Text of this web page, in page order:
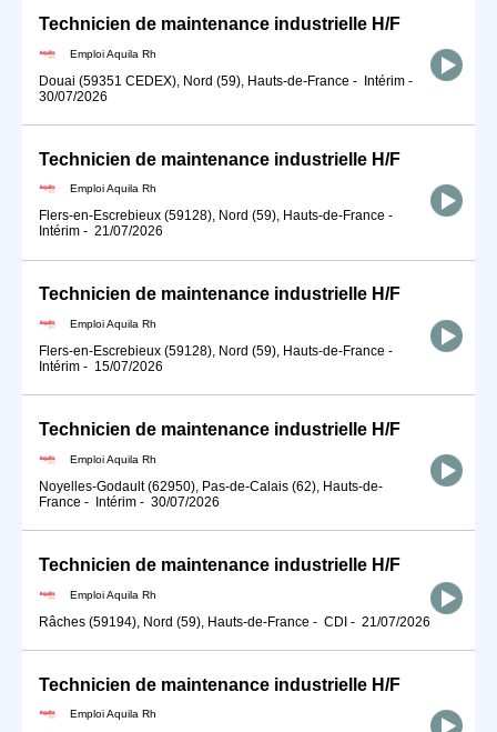
Technicien de maintenance industrielle H/F
Emploi Aquila Rh
Douai (59351 CEDEX), Nord (59), Hauts-de-France - Intérim -
30/07/2026
Technicien de maintenance industrielle H/F
Emploi Aquila Rh
Flers-en-Escrebieux (59128), Nord (59), Hauts-de-France -
Intérim - 21/07/2026
Technicien de maintenance industrielle H/F
Emploi Aquila Rh
Flers-en-Escrebieux (59128), Nord (59), Hauts-de-France -
Intérim - 15/07/2026
Technicien de maintenance industrielle H/F
Emploi Aquila Rh
Noyelles-Godault (62950), Pas-de-Calais (62), Hauts-de-
France - Intérim - 30/07/2026
Technicien de maintenance industrielle H/F
Emploi Aquila Rh
Râches (59194), Nord (59), Hauts-de-France - CDI - 21/07/2026
Technicien de maintenance industrielle H/F
Emploi Aquila Rh